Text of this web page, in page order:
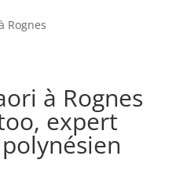
Rognes
à Rognes
expert